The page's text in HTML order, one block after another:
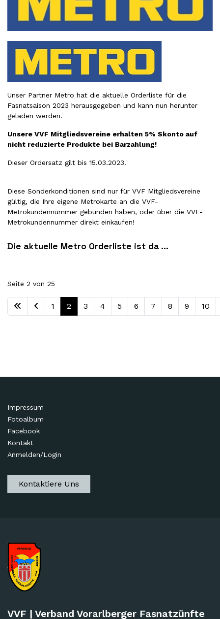
Die aktuelle Metro Orderliste ist da ...
Unser Partner Metro hat die aktuelle Orderliste für die
Fasnatsaison 2023 herausgegeben und kann nun herunter
geladen werden.
Unsere VVF Mitgliedsvereine erhalten 5% Skonto auf
nicht reduzierte Produkte bei Barzahlung!
Dieser Ordersatz gilt bis 15.03.2023.
Diese Sonderkonditionen sind nur für VVF Mitgliedsvereine
gültig, die Ihre eigene Metrokarte an die VVF-
Metrokundennummer gebunden haben, oder über die VVF-
Metrokundennummer direkt einkaufen!
Seite 2 von 25
1 2 3 4 5 6 7 8 9 10
Impressum
Fotoalbum
Facebook
Kontakt
Anmelden/Login
Kontaktiere Uns
VVF | Verband Vorarlberger Fasnatzünfte